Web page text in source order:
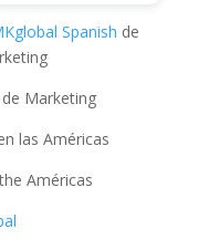
Spanish de
Marketing
las Américas
Américas